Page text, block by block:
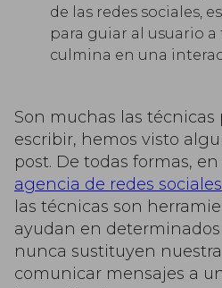
de las redes sociales,
para guiar al usuario a
culmina en una
Son muchas las técnicas
escribir, hemos visto
post. De todas formas,
agencia de redes sociales
las técnicas son
ayudan en
nunca sustituyen
comunicar mensajes a